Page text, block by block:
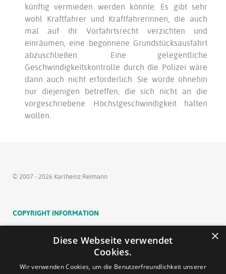
künftig vermieden werden könnte. Es gibt sehr
wohl Kraftfahrer und Kraftfahrerinnen, die auch
mal auf ihr Vorfahrtsrecht verzichten und
einräumen, eine begonnene Grundstücksausfahrt
abzuschließen. Eine gelegentliche
Geschwindigkeitskontrolle durch die Polizei wäre
dann auch nicht erforderlich. Sie würde ohnehin
nur diejenigen betreffen, die sich nicht an die
vorgeschriebene Höchstgeschwindigkeit halten
wollen.
© 2007 - 2026 Karlheinz Reimann
COPYRIGHT INFORMATION
geschützt. Die Vervielfältigung von Informationen oder
Daten, insbesondere die Verwendung von Texten,
Textteilen oder Bildmaterial bedarf der vorherigen
×
Diese Webseite verwendet
Cookies.
Wir verwenden Cookies, um die Benutzerfreundlichkeit unserer